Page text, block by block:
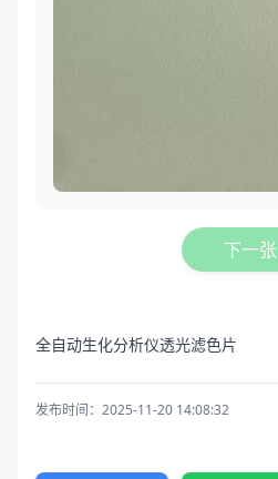
下一张
全自动生化分析仪透光滤色片
发布时间：2025-11-20 14:08:32